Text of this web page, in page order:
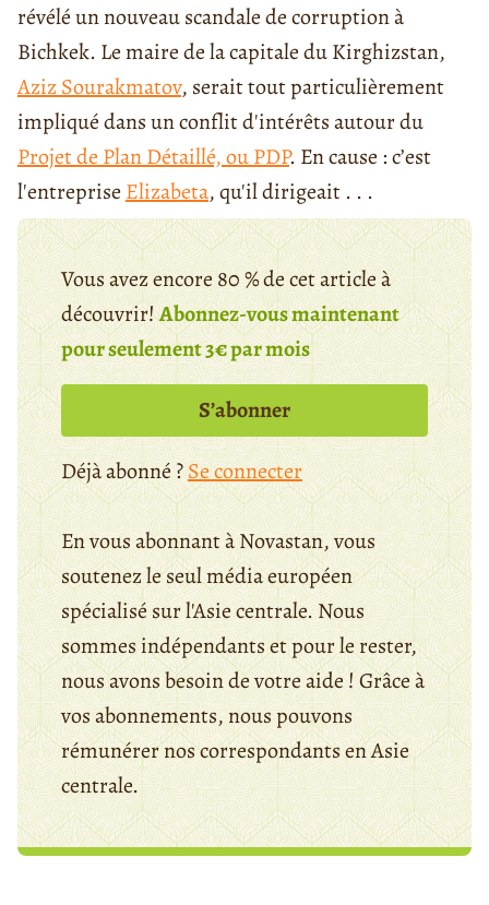
révélé un nouveau scandale de corruption à
Bichkek. Le maire de la capitale du Kirghizstan,
Aziz Sourakmatov, serait tout particulièrement
impliqué dans un conflit d'intérêts autour du
Projet de Plan Détaillé, ou PDP. En cause : c’est
l'entreprise Elizabeta, qu'il dirigeait . . .
Vous avez encore 80 % de cet article à
découvrir!Abonnez-vous maintenant
pour seulement 3€ par mois
S’abonner
Déjà abonné ?Se connecter
En vous abonnant à Novastan, vous
soutenez le seul média européen
spécialisé sur l'Asie centrale. Nous
sommes indépendants et pour le rester,
nous avons besoin de votre aide ! Grâce à
vos abonnements, nous pouvons
rémunérer nos correspondants en Asie
centrale.